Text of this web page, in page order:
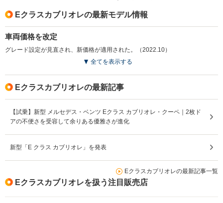
Eクラスカブリオレの最新モデル情報
車両価格を改定
グレード設定が見直され、新価格が適用された。（2022.10）
全てを表示する
Eクラスカブリオレの最新記事
【試乗】新型 メルセデス・ベンツ Eクラス カブリオレ・クーペ｜2枚ド
アの不便さを受容して余りある優雅さが進化
新型「E クラス カブリオレ」を発表
Eクラスカブリオレの最新記事一覧
Eクラスカブリオレを扱う注目販売店